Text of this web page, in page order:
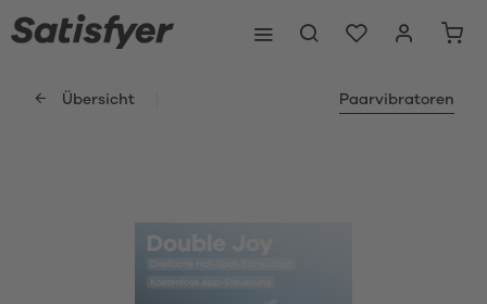
Übersicht Paarvibratoren